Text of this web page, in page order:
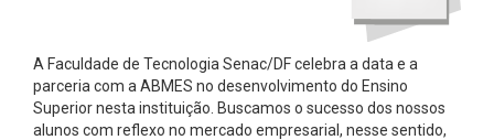
A Faculdade de Tecnologia Senac/DF celebra a data e a
parceria com a ABMES no desenvolvimento do Ensino
Superior nesta instituição. Buscamos o sucesso dos nossos
alunos com reflexo no mercado empresarial, nesse sentido,